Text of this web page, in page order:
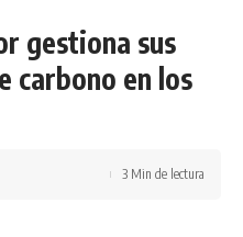
gestiona sus
carbono en los
3 Min de lectura